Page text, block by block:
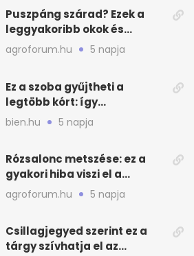
Puszpáng szárad? Ezek a
leggyakoribb okok és
teendők
agroforum.hu 5 napja
Ez a szoba gyűjtheti a
legtöbb kórt: így
mélytisztítsd otthon
bien.hu 5 napja
Rózsalonc metszése: ez a
gyakori hiba viszi el a
virágzást
agroforum.hu 5 napja
Csillagjegyed szerint ez a
tárgy szívhatja el az